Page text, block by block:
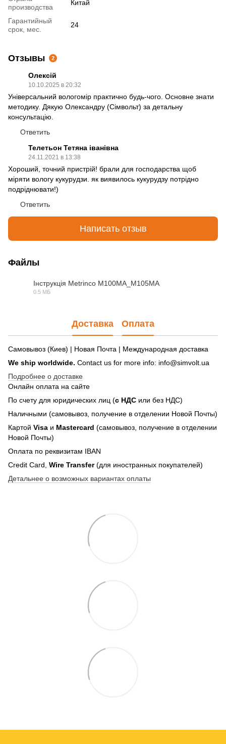
производства
Китай
Гарантийный
срок, мес.
24
Отзывы 2
Олексій
10.10.2025 в 20:32
Універсальний вологомір практично будь-чого. Основне знати
методику. Дякую Олександру (Сімвольт) за детальну
консультацію.
Ответить
Телетьон Тетяна іванівна
24.11.2021 в 13:38
Хороший, точний пристрій! брали для господарства щоб
міряти вологу кукурудзи. як виявилось кукурудзу потрідно
подріднювати!)
Ответить
Написать отзыв
Файлы
Інструкція Metrinco M100MA_M105MA
0.5 МБ
Доставка Оплата
Самовывоз (Киев) | Новая Почта | Международная доставка
We ship worldwide. Contact us for more info: info@simvolt.ua
Подробнее о доставке
Онлайн оплата на сайте
По счету для юридических лиц (с НДС или без НДС)
Наличными (самовывоз, получение в отделении Новой Почты)
Картой Visa и Mastercard (самовывоз, получение в отделении
Новой Почты)
Оплата по реквизитам IBAN
Credit Card, Wire Transfer(для иностранных покупателей)
Детальнее о возможных вариантах оплаты